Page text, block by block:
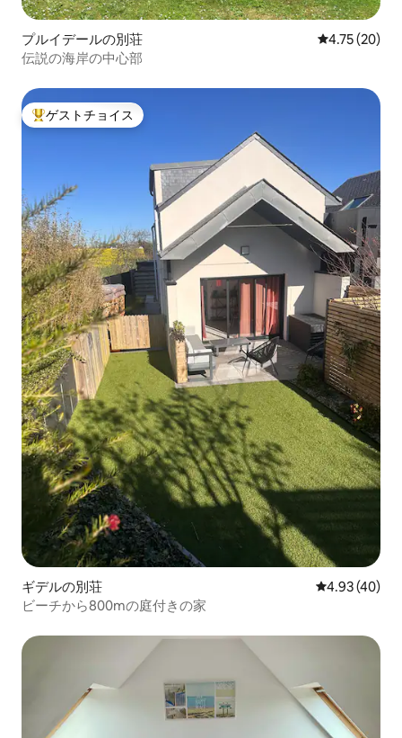
プルイデールの別荘 レビュー20
4.75 (20)
伝説の海岸の中心部
大好評のゲストチョイスです。
ゲストチョイス
ギデルの別荘 レビュー40
4.93 (40)
ビーチから800mの庭付きの家